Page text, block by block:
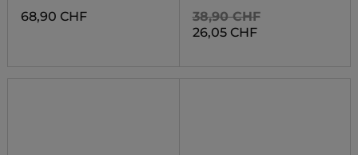
68,90 CHF
38,90 CHF
26,05 CHF